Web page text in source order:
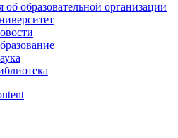
об образовательной организации